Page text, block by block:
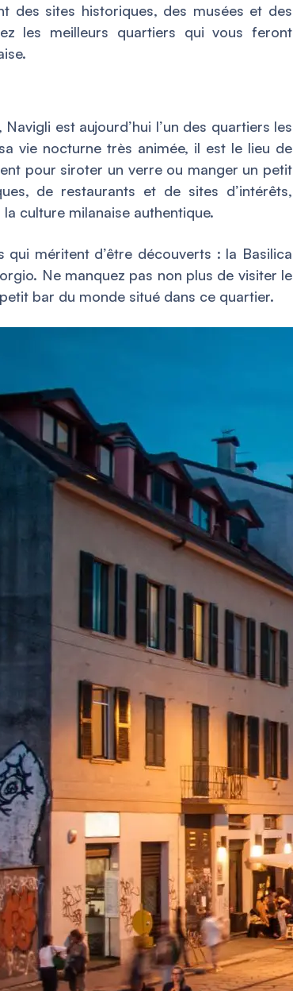
des sites historiques, des musées et des
les meilleurs quartiers qui vous feront
est aujourd’hui l’un des quartiers les
vie nocturne très animée, il est le lieu de
pour siroter un verre ou manger un petit
de restaurants et de sites d’intérêts,
culture milanaise authentique.
méritent d’être découverts : la Basilica
Ne manquez pas non plus de visiter le
bar du monde situé dans ce quartier.